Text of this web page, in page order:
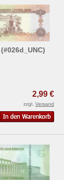
2,99 €
zzgl. Versand